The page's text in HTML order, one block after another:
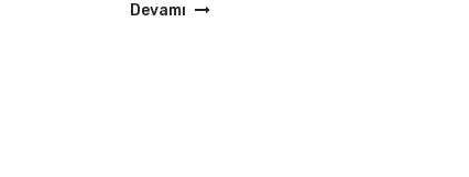
Devamı